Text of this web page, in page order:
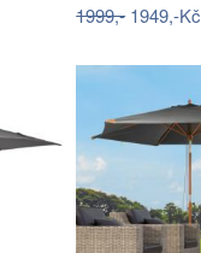
1999,-1949,-Kč